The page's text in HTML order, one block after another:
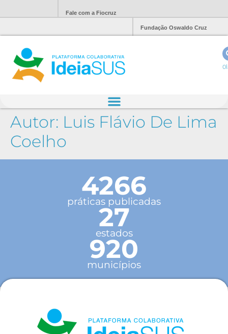
Fale com a Fiocruz
Fundação Oswaldo Cruz
Autor: Luis Flávio De Lima
Coelho
4266
práticas publicadas
27
estados
920
municípios